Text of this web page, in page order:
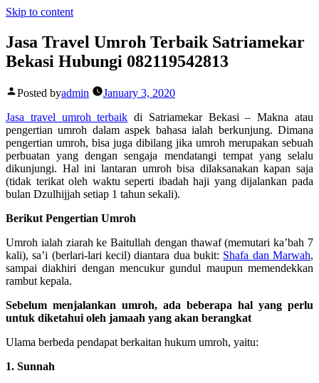
Skip to content
Jasa Travel Umroh Terbaik Satriamekar
Bekasi Hubungi 082119542813
Posted byadmin
January 3, 2020
Jasa travel umroh terbaik di Satriamekar Bekasi –Makna atau
pengertian umroh dalam aspek bahasa ialah berkunjung. Dimana
pengertian umroh, bisa juga dibilang jika umroh merupakan sebuah
perbuatan yang dengan sengaja mendatangi tempat yang selalu
dikunjungi. Hal ini lantaran umroh bisa dilaksanakan kapan saja
(tidak terikat oleh waktu seperti ibadah haji yang dijalankan pada
bulan Dzulhijjah setiap 1 tahun sekali).
Berikut Pengertian Umroh
Umroh ialah ziarah ke Baitullah dengan thawaf (memutari ka’bah 7
kali), sa’i (berlari-lari kecil) diantara dua bukit: Shafa dan Marwah,
sampai diakhiri dengan mencukur gundul maupun memendekkan
rambut kepala.
Sebelum menjalankan umroh, ada beberapa hal yang perlu
untuk diketahui oleh jamaah yang akan berangkat
Ulama berbeda pendapat berkaitan hukum umroh, yaitu:
1. Sunnah